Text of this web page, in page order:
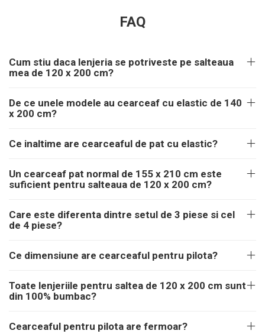
FAQ
Cum stiu daca lenjeria se potriveste pe salteaua
mea de 120 x 200 cm?
De ce unele modele au cearceaf cu elastic de 140
x 200 cm?
Ce inaltime are cearceaful de pat cu elastic?
Un cearceaf pat normal de 155 x 210 cm este
suficient pentru salteaua de 120 x 200 cm?
Care este diferenta dintre setul de 3 piese si cel
de 4 piese?
Ce dimensiune are cearceaful pentru pilota?
Toate lenjeriile pentru saltea de 120 x 200 cm sunt
din 100% bumbac?
Cearceaful pentru pilota are fermoar?